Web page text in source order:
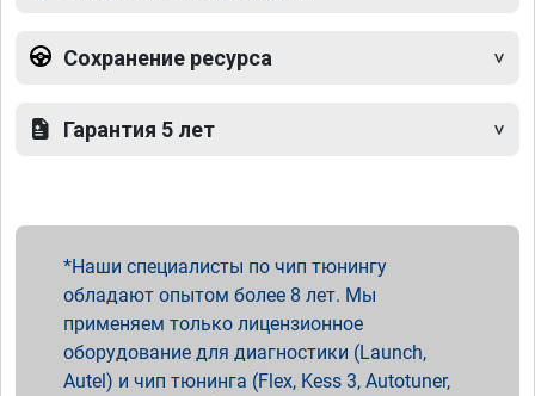
Сохранение ресурса
Гарантия 5 лет
Наши специалисты по чип тюнингу
обладают опытом более 8 лет. Мы
применяем только лицензионное
оборудование для диагностики (Launch,
Autel) и чип тюнинга (Flex, Kess 3, Autotuner,